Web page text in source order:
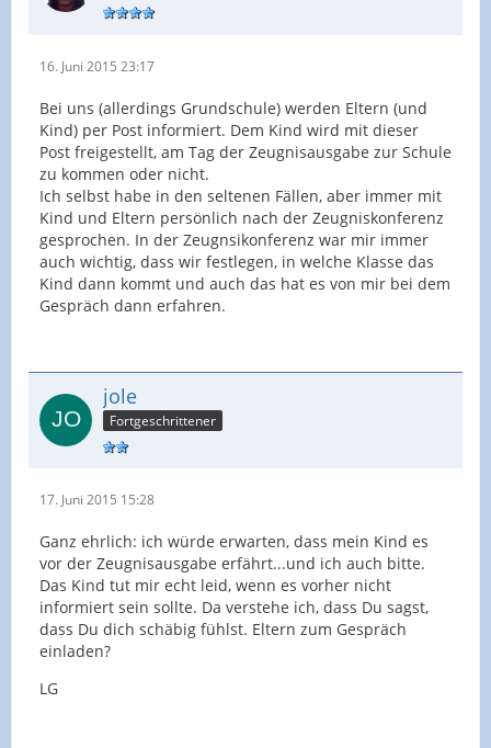
16. Juni 2015 23:17
Bei uns (allerdings Grundschule) werden Eltern (und
Kind) per Post informiert. Dem Kind wird mit dieser
Post freigestellt, am Tag der Zeugnisausgabe zur Schule
zu kommen oder nicht.
Ich selbst habe in den seltenen Fällen, aber immer mit
Kind und Eltern persönlich nach der Zeugniskonferenz
gesprochen. In der Zeugnsikonferenz war mir immer
auch wichtig, dass wir festlegen, in welche Klasse das
Kind dann kommt und auch das hat es von mir bei dem
Gespräch dann erfahren.
jole
Fortgeschrittener
17. Juni 2015 15:28
Ganz ehrlich: ich würde erwarten, dass mein Kind es
vor der Zeugnisausgabe erfährt...und ich auch bitte.
Das Kind tut mir echt leid, wenn es vorher nicht
informiert sein sollte. Da verstehe ich, dass Du sagst,
dass Du dich schäbig fühlst. Eltern zum Gespräch
einladen?
LG